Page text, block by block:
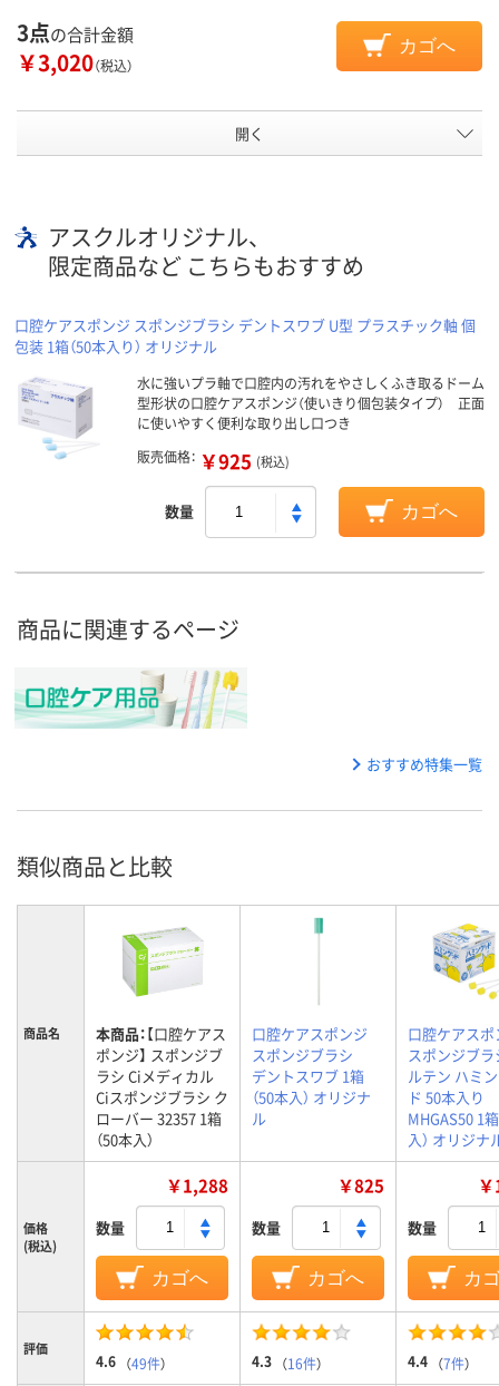
3点の合計金額
￥3,020（税込）
カゴへ
開く
アスクルオリジナル、
限定商品など こちらもおすすめ
口腔ケアスポンジ スポンジブラシ デントスワブ U型 プラスチック軸 個
包装 1箱（50本入り） オリジナル
水に強いプラ軸で口腔内の汚れをやさしくふき取るドーム
型形状の口腔ケアスポンジ（使いきり個包装タイプ） 正面
に使いやすく便利な取り出し口つき
販売価格： ￥925 (税込)
数量 カゴへ
商品に関連するページ
おすすめ特集一覧
類似商品と比較
商品名 本商品：【口腔ケアス
ポンジ】 スポンジブ
ラシ Ciメディカル
Ciスポンジブラシ ク
ローバー 32357 1箱
（50本入）
口腔ケアスポンジ
スポンジブラシ
デントスワブ 1箱
（50本入） オリジナ
ル
口腔ケアスポ
スポンジブラ
ルテン ハミ
ド 50本入り
MHGAS50 1
入） オリジナ
価格
(税込)
￥1,288
数量
カゴへ
￥825
数量
カゴへ
数量
カ
評価
4.6 （49件） 4.3 （16件） 4.4 （7件）